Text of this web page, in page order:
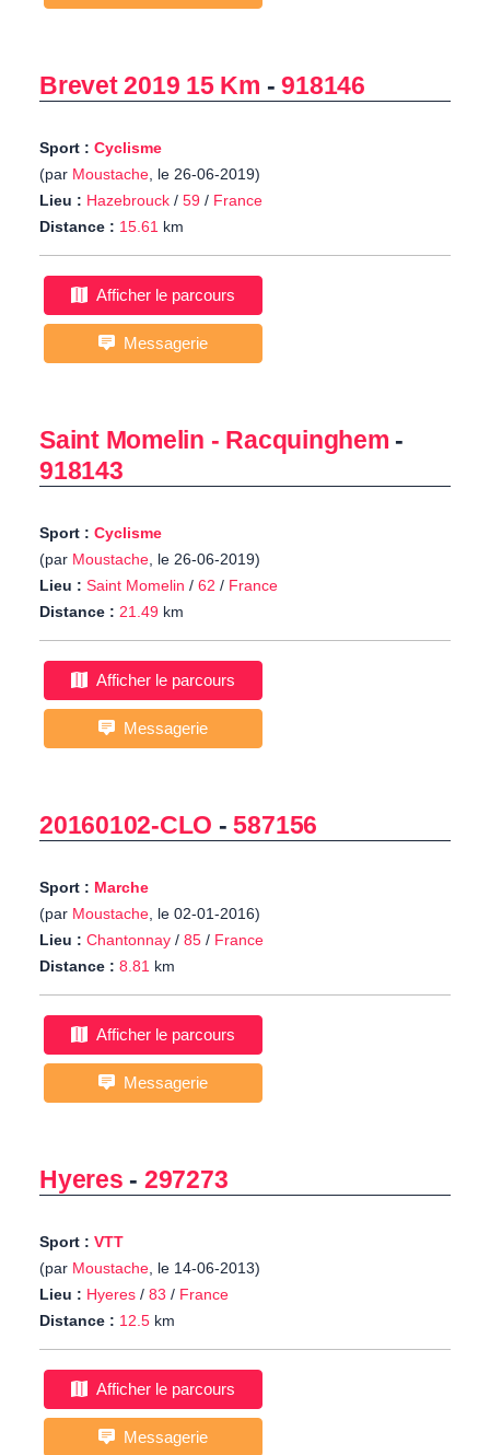
Brevet 2019 15 Km -918146
Sport : Cyclisme
(par Moustache, le 26-06-2019)
Lieu : Hazebrouck / 59 / France
Distance : 15.61 km
Afficher le parcours
Messagerie
Saint Momelin - Racquinghem -
918143
Sport : Cyclisme
(par Moustache, le 26-06-2019)
Lieu : Saint Momelin / 62 / France
Distance : 21.49 km
Afficher le parcours
Messagerie
20160102-CLO -587156
Sport : Marche
(par Moustache, le 02-01-2016)
Lieu : Chantonnay / 85 / France
Distance : 8.81 km
Afficher le parcours
Messagerie
Hyeres - 297273
Sport : VTT
(par Moustache, le 14-06-2013)
Lieu : Hyeres / 83 / France
Distance : 12.5 km
Afficher le parcours
Messagerie